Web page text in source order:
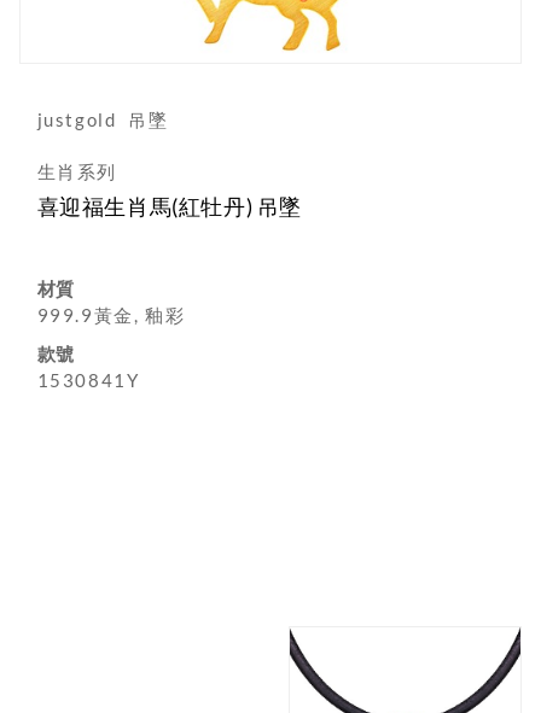
justgold 吊墜
生肖系列
喜迎福生肖馬(紅牡丹) 吊墜
材質
999.9黃金, 釉彩
款號
1530841Y